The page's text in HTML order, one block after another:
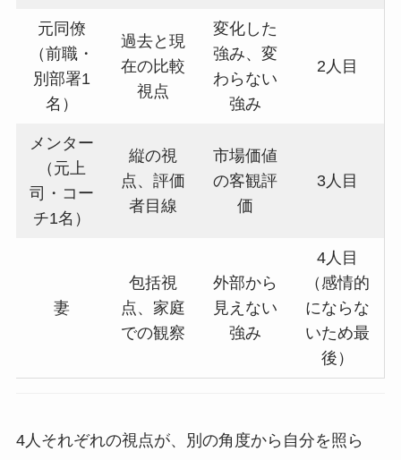
元同僚
（前職・
別部署1
名）
過去と現
在の比較
視点
変化した
強み、変
わらない
強み
2人目
メンター
（元上
司・コー
チ1名）
縦の視
点、評価
者目線
市場価値
の客観評
価
3人目
妻
包括視
点、家庭
での観察
外部から
見えない
強み
4人目
（感情的
にならな
いため最
後）
4人それぞれの視点が、別の角度から自分を照ら